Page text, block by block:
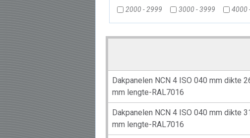
2000 - 2999 3000 - 3999 4000
Dakpanelen NCN 4 ISO 040 mm dikte
mm lengte-RAL7016
Dakpanelen NCN 4 ISO 040 mm dikte
mm lengte-RAL7016